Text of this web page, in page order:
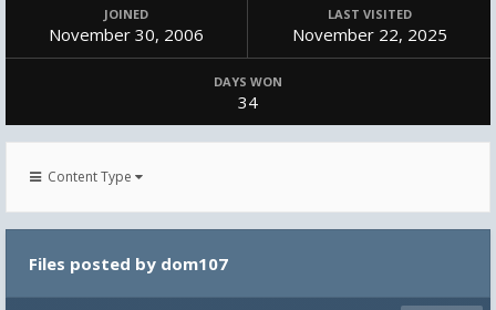
JOINED
November 30, 2006
LAST VISITED
November 22, 2025
DAYS WON
34
Content Type
Files posted by dom107